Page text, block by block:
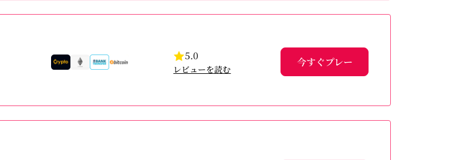
5.0
レビューを読む
今すぐプレー